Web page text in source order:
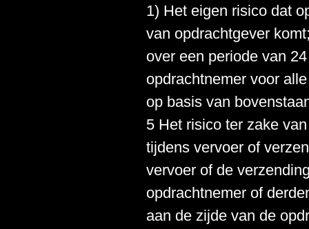
1) Het eigen risico dat
van opdrachtgever
over een periode van
opdrachtnemer voor
op basis van
5 Het risico ter zake
tijdens vervoer of
vervoer of de
opdrachtnemer of
aan de zijde van de